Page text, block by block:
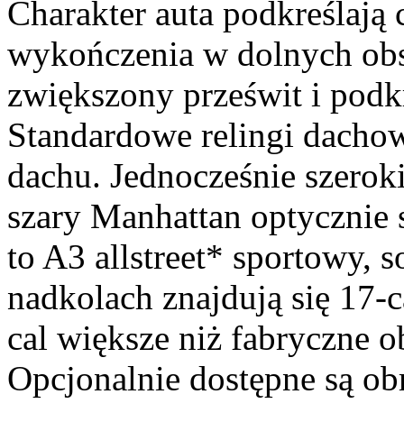
Charakter auta
wykończenia w dolnych
zwiększony prześwit i
Standardowe relingi
dachu. Jednocześnie
szary Manhattan
to A3 allstreet* sportowy,
nadkolach znajdują się 17-
cal większe niż fabryczne
Opcjonalnie dostępne są